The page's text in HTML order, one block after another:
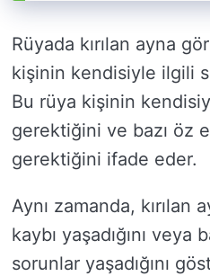
Rüyada kırılan ayna
kişinin kendisiyle ilgili
Bu rüya kişinin
gerektiğini ve bazı öz
gerektiğini ifade eder.
Aynı zamanda, kırılan
kaybı yaşadığını veya
sorunlar yaşadığını